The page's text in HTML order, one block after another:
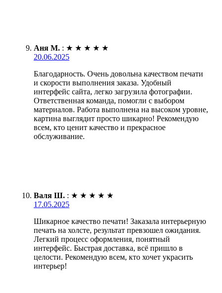
Аня М. : ★ ★ ★ ★ ★
20.06.2025
Благодарность. Очень довольна качеством печати
и скорости выполнения заказа. Удобный
интерфейс сайта, легко загрузила фотографии.
Ответственная команда, помогли с выбором
материалов. Работа выполнена на высоком уровне,
картина выглядит просто шикарно! Рекомендую
всем, кто ценит качество и прекрасное
обслуживание.
Валя Ш. : ★ ★ ★ ★ ★
17.05.2025
Шикарное качество печати! Заказала интерьерную
печать на холсте, результат превзошел ожидания.
Легкий процесс оформления, понятный
интерфейс. Быстрая доставка, всё пришло в
целости. Рекомендую всем, кто хочет украсить
интерьер!